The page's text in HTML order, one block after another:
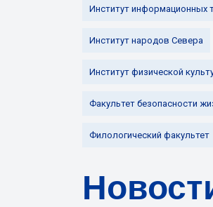
Институт информационных
Институт народов Севера
Институт физической
Факультет безопасности
Филологический факультет